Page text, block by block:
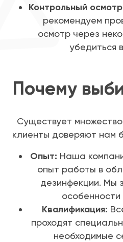
Контрольный
рекомендуем
осмотр через
убедиться
Почему
Существует
клиенты доверяют нам
Опыт: Наша
опыт работы в
дезинфекции. Мы
Квалификация:
проходят
необходимые